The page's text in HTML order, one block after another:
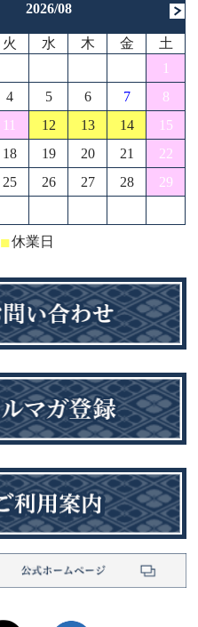
2026/08
火 水 木 金
土
1
4 5 6 7
8
11 12 13 14
15
18 19 20 21
22
25 26 27 28
29
■休業日